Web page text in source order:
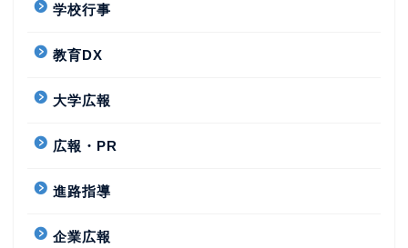
学校行事
教育DX
大学広報
広報・PR
進路指導
企業広報